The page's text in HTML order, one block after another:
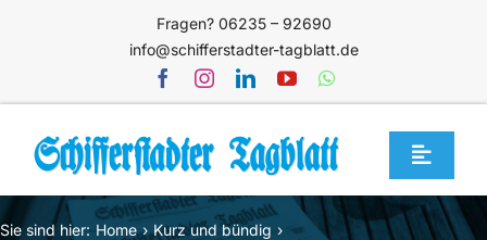
Fragen? 06235 – 92690
info@schifferstadter-tagblatt.de
Toggle
Home
Sie sind hier: Home
Kurz und bündig